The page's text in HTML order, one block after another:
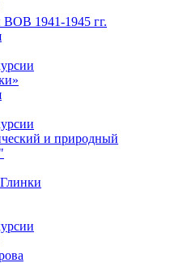
1941-1945 гг.
и природный